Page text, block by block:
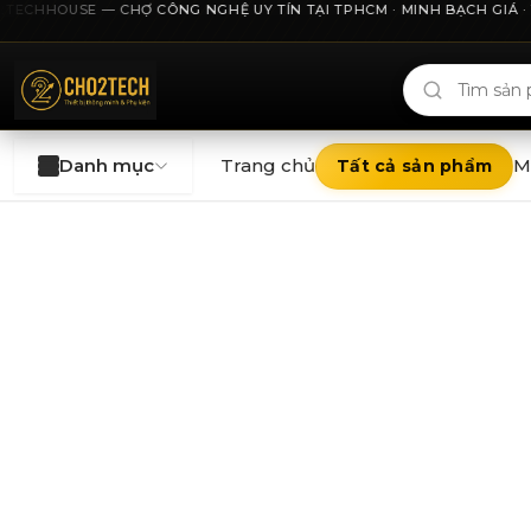
Cho2Tech và 2Techhouse — chợ công nghệ uy tín tại
— CHỢ CÔNG NGHỆ UY TÍN TẠI TPHCM · MINH BẠCH GIÁ ·
Danh mục Trang chủ Tất cả sản phẩm